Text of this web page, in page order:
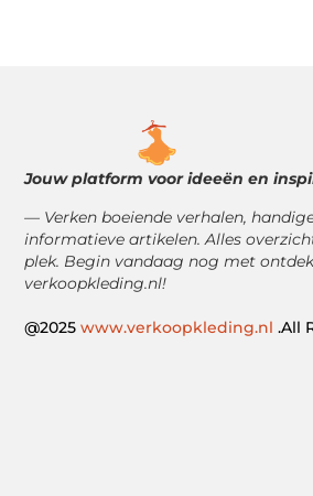
Jouw platform voor ideeën en
— Verken boeiende verhalen,
informatieve artikelen. Alles
plek. Begin vandaag nog met
verkoopkleding.nl!
@2025 www.verkoopkleding.nl .All